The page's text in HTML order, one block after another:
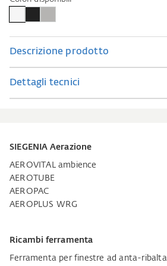
Descrizione prodotto
Dettagli tecnici
SIEGENIA Aerazione
AEROVITAL ambience
AEROTUBE
AEROPAC
AEROPLUS WRG
Ricambi ferramenta
Ferramenta per finestre ad anta-ribalta